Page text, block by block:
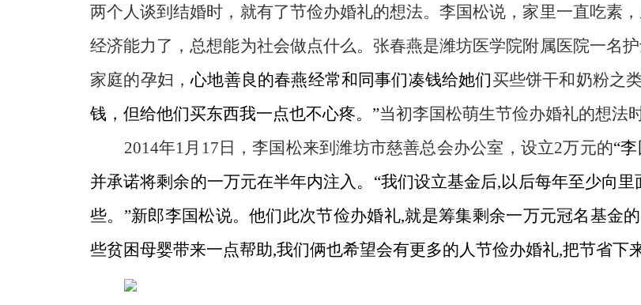
两个人谈到结婚时，就有了节俭办婚礼的想法。李国松说，家里一直吃素
经济能力了，总想能为社会做点什么。张春燕是潍坊医学院附属医院一名
家庭的孕妇，心地善良的春燕经常和同事们凑钱给她们买些饼干和奶粉之
钱，但给他们买东西我一点也不心疼。”当初李国松萌生节俭办婚礼的想法
2014年1月 17 日 ，李国松来到潍坊市慈善总会办公室，设立2万元的“
并承诺将剩余的一万元在半年内注入。“我们设立基金后,以后每年至少向
些。”新郎李国松说。他们此次节俭办婚礼,就是筹集剩余一万元冠名基金
些贫困母婴带来一点帮助,我们俩也希望会有更多的人节俭办婚礼,把节省下